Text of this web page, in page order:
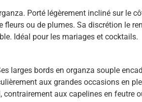
Porté légèrement incliné sur le
fleurs ou de plumes. Sa discrétion le
Idéal pour les mariages et cocktails.
larges bords en organza souple
aux grandes occasions en
aux capelines en feutre